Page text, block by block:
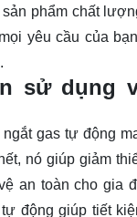
phẩm chất
yêu cầu của
sử dụng
gas tự động
nó giúp giảm
an toàn cho gia
động giúp tiết